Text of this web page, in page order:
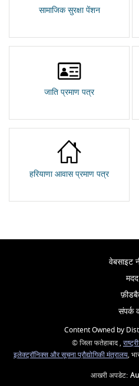
सामाजिक सुरक्षा पेंशन
जाति प्रमाण पत्र
हरियाणा आवास प्रमाण पत्र
वेबसाइट
मदद
संपर्क
Content Owned by
© जिला फतेहाबाद ,
इलेक्ट्रॉनिक्स और सूचना प्रौद्योगिकी मंत्रालय,
आखरी अपडेट: